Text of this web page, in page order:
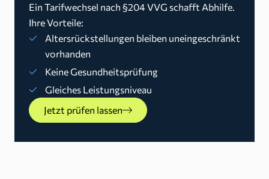
Ein Tarifwechsel nach §204 VVG schafft Abhilfe.
Ihre Vorteile:
Altersrückstellungen bleiben uneingeschränkt
vorhanden
Keine Gesundheitsprüfung
Gleiches Leistungsniveau
Jetzt prüfen lassen